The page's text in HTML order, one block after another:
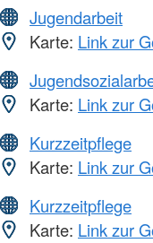
Jugendarbeit
Karte: Link zur
Karte: Link zur
Kurzzeitpflege
Karte: Link zur
Kurzzeitpflege
Karte: Link zur